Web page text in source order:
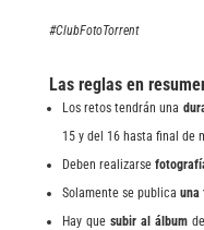
#ClubFotoTorrent
Las reglas en
Los retos tendrán una
15 y del 16 hasta final de
Deben realizarse
Solamente se publica una
Hay que subir al álbum